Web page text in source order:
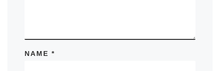
NAME*